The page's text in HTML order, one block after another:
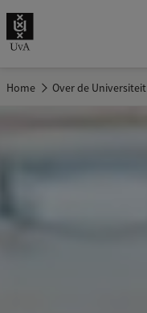
Home Over de Universiteit